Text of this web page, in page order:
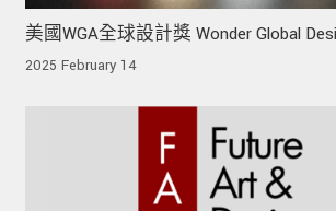
美國WGA全球設計獎 Wonder Global
2025 February 14